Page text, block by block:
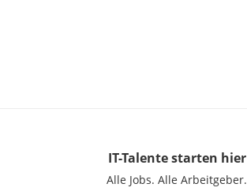
IT-Talentestarten hier
Alle Jobs. Alle Arbeitgeber.